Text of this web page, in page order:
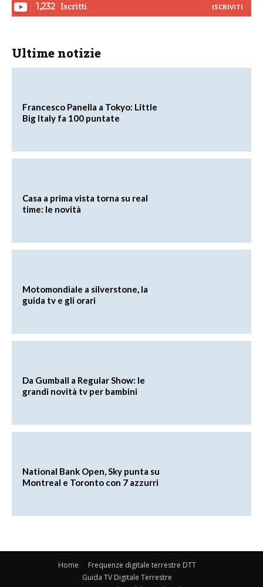
1,232 Iscritti ISCRIVITI
Ultime notizie
Francesco Panella a Tokyo: Little
Big Italy fa 100 puntate
Casa a prima vista torna su real
time: le novità
Motomondiale a silverstone, la
guida tv e gli orari
Da Gumball a Regular Show: le
grandi novità tv per bambini
National Bank Open, Sky punta su
Montreal e Toronto con 7 azzurri
Home
Frequenze digitale terrestre DTT
Guida TV Digitale Terrestre